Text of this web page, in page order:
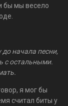
бы мы весело
до начала песни,
с остальными.
я мог бы
считал биты у